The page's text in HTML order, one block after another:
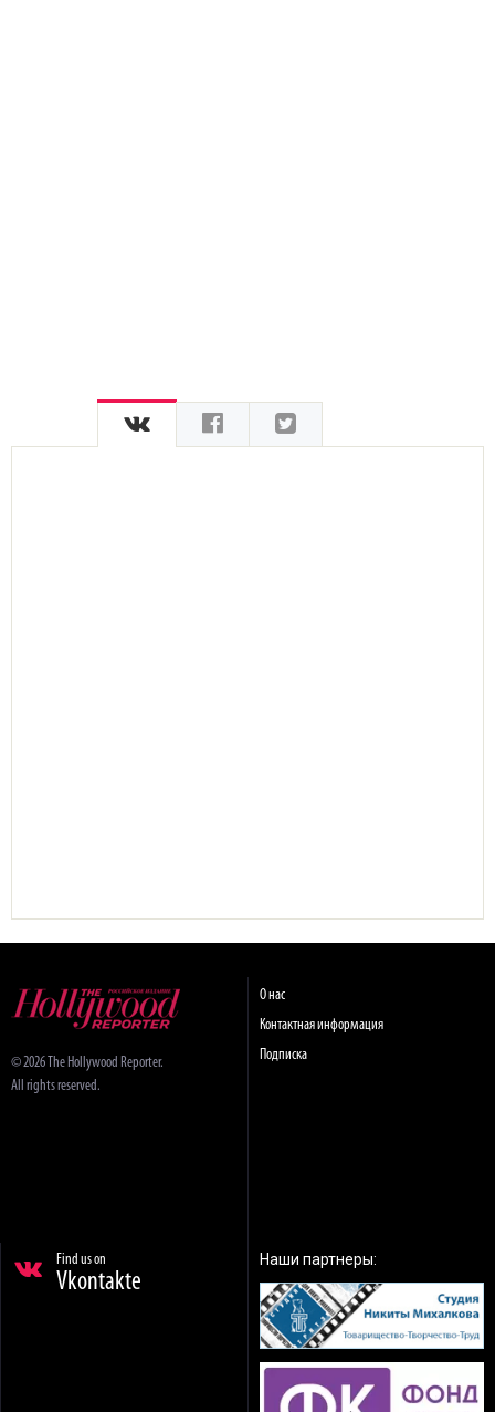
© 2026 The Hollywood Reporter.
All rights reserved.
О нас
Контактная информация
Подписка
Find us on
Vkontakte
Наши партнеры: